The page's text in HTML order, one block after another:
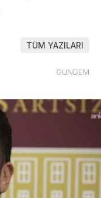
TÜM YAZILARI
GÜNDEM